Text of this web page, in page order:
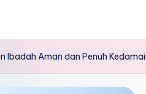
Ibadah Aman dan Penuh